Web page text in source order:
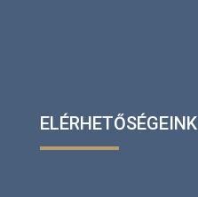
ELÉRHETŐSÉGEINK